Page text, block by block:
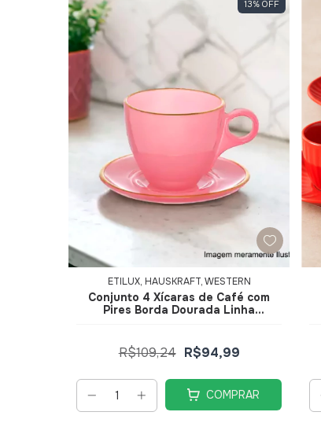
13%OFF
ETILUX, HAUSKRAFT, WESTERN
Conjunto 4 Xícaras de Café com
Pires Borda Dourada Linha
R$109,24 R$94,99
COMPRAR